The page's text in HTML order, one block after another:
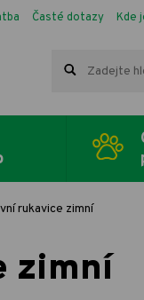
Časté dotazy Kde
rukavice zimní
zimní